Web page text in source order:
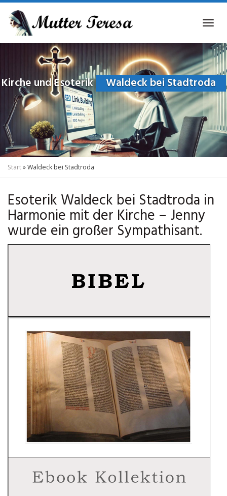
Skip
main
Kirche und Esoterik Waldeck bei Stadtroda
Start»Waldeck bei Stadtroda
Esoterik Waldeck bei Stadtroda in
Harmonie mit der Kirche – Jenny
wurde ein großer Sympathisant.